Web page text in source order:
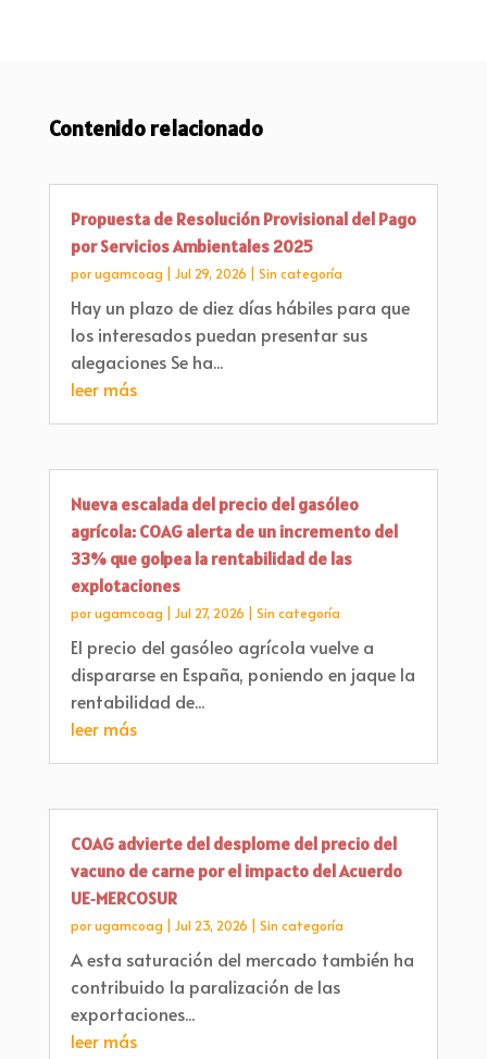
Contenido relacionado
Propuesta de Resolución Provisional del Pago
por Servicios Ambientales 2025
porugamcoag Jul 29, 2026 Sin categoría
Hay un plazo de diez días hábiles para que
los interesados puedan presentar sus
alegaciones Se ha...
leer más
Nueva escalada del precio del gasóleo
agrícola: COAG alerta de un incremento del
33% que golpea la rentabilidad de las
explotaciones
porugamcoag Jul 27, 2026 Sin categoría
El precio del gasóleo agrícola vuelve a
dispararse en España, poniendo en jaque la
rentabilidad de...
leer más
COAG advierte del desplome del precio del
vacuno de carne por el impacto del Acuerdo
UE‑MERCOSUR
porugamcoag Jul 23, 2026 Sin categoría
A esta saturación del mercado también ha
contribuido la paralización de las
exportaciones...
leer más